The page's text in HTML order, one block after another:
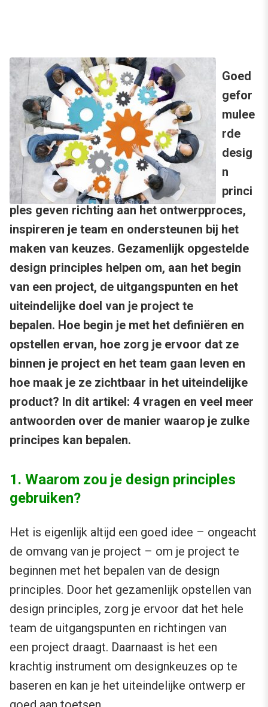
Goed
gefor
mulee
rde
desig
n
princi
ples geven richting aan het ontwerpproces,
inspireren je team en ondersteunen bij het
maken van keuzes. Gezamenlijk opgestelde
design principles helpen om, aan het begin
van een project, de uitgangspunten en het
uiteindelijke doel van je project te
bepalen. Hoe begin je met het definiëren en
opstellen ervan, hoe zorg je ervoor dat ze
binnen je project en het team gaan leven en
hoe maak je ze zichtbaar in het uiteindelijke
product? In dit artikel: 4 vragen en veel meer
antwoorden over de manier waarop je zulke
principes kan bepalen.
1. Waarom zou je design principles
gebruiken?
Het is eigenlijk altijd een goed idee – ongeacht
de omvang van je project – om je project te
beginnen met het bepalen van de design
principles. Door het gezamenlijk opstellen van
design principles, zorg je ervoor dat het hele
team de uitgangspunten en richtingen van
een project draagt. Daarnaast is het een
krachtig instrument om designkeuzes op te
baseren en kan je het uiteindelijke ontwerp er